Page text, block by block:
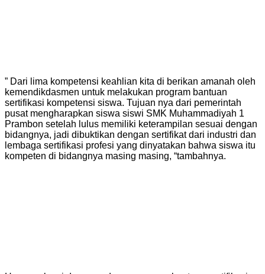
” Dari lima kompetensi keahlian kita di berikan amanah oleh
kemendikdasmen untuk melakukan program bantuan
sertifikasi kompetensi siswa. Tujuan nya dari pemerintah
pusat mengharapkan siswa siswi SMK Muhammadiyah 1
Prambon setelah lulus memiliki keterampilan sesuai dengan
bidangnya, jadi dibuktikan dengan sertifikat dari industri dan
lembaga sertifikasi profesi yang dinyatakan bahwa siswa itu
kompeten di bidangnya masing masing, “tambahnya.